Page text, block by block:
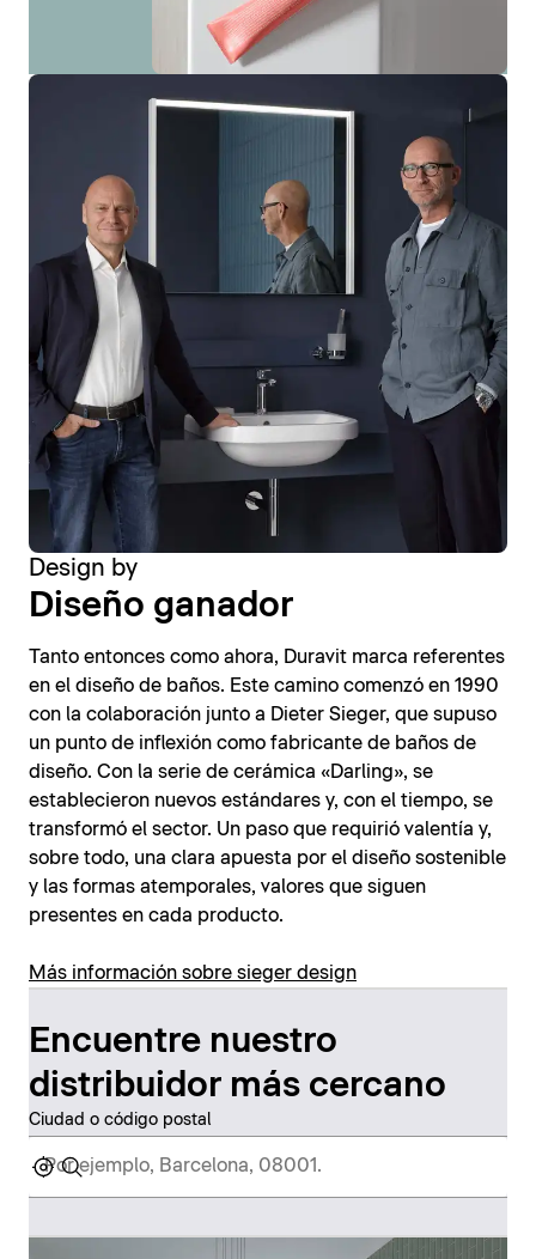
Design by
Diseño ganador
Tanto entonces como ahora, Duravit marca referentes
en el diseño de baños. Este camino comenzó en 1990
con la colaboración junto a Dieter Sieger, que supuso
un punto de inflexión como fabricante de baños de
diseño. Con la serie de cerámica «Darling», se
establecieron nuevos estándares y, con el tiempo, se
transformó el sector. Un paso que requirió valentía y,
sobre todo, una clara apuesta por el diseño sostenible
y las formas atemporales, valores que siguen
presentes en cada producto.
Más información sobre sieger design
Encuentre nuestro
distribuidor más cercano
Ciudad o código postal